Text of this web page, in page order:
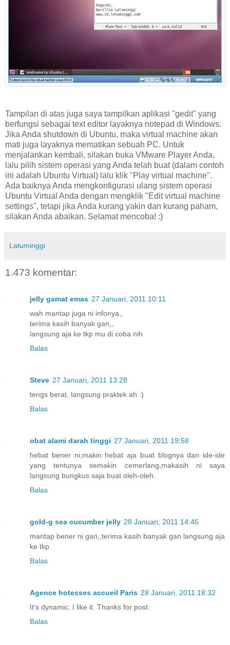
Tampilan di atas juga saya tampilkan aplikasi "gedit" yang
berfungsi sebagai text editor layaknya notepad di Windows.
Jika Anda shutdown di Ubuntu, maka virtual machine akan
mati juga layaknya mematikan sebuah PC. Untuk
menjalankan kembali, silakan buka VMware Player Anda,
lalu pilih sistem operasi yang Anda telah buat (dalam contoh
ini adalah Ubuntu Virtual) lalu klik "Play virtual machine".
Ada baiknya Anda mengkonfigurasi ulang sistem operasi
Ubuntu Virtual Anda dengan mengklik "Edit virtual machine
settings", tetapi jika Anda kurang yakin dan kurang paham,
silakan Anda abaikan. Selamat mencoba! :)
Latuminggi
1.473 komentar:
jelly gamat emas 27 Januari, 2011 10:11
wah mantap juga ni infonya,,
terima kasih banyak gan,,
langsung aja ke tkp mu di coba nih
Balas
Steve 27 Januari, 2011 13:28
tengs berat, langsung praktek ah :)
Balas
obat alami darah tinggi 27 Januari, 2011 19:58
hebat bener ni,makin hebat aja buat blognya dan ide-ide
yang tentunya semakin cemerlang,makasih ni saya
langsung bungkus saja buat oleh-oleh.
Balas
gold-g sea cucumber jelly 28 Januari, 2011 14:46
mantap bener ni gan,,terima kasih banyak gan langsung aja
ke tkp
Balas
Agence hotesses accueil Paris 28 Januari, 2011 18:32
It's dynamic. I like it. Thanks for post.
Balas